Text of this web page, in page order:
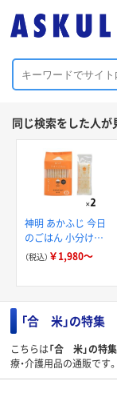
同じ検索をした人が
神明 あかふじ 今日
のごはん 小分け鮮
度パック 無洗米 お
（税込） ￥1,980～
「合 米」の特集
こちらは「合 米」の特集
療・介護用品の通販です。